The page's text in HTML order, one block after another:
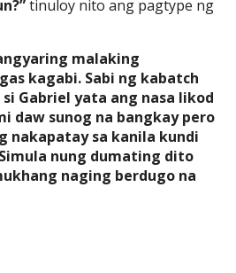
tinuloy nito ang pagtype ng
malaking
kagabi. Sabi ng kabatch
Gabriel yata ang nasa likod
daw sunog na bangkay pero
nakapatay sa kanila kundi
nung dumating dito
naging berdugo na